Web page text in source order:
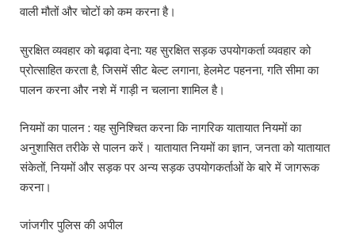
वाली मौतों और चोटों को कम करना है।
सुरक्षित व्यवहार को बढ़ावा देना: यह सुरक्षित सड़क उपयोगकर्ता व्यवहार को
प्रोत्साहित करता है, जिसमें सीट बेल्ट लगाना, हेलमेट पहनना, गति सीमा का
पालन करना और नशे में गाड़ी न चलाना शामिल है।
नियमों का पालन : यह सुनिश्चित करना कि नागरिक यातायात नियमों का
अनुशासित तरीके से पालन करें। यातायात नियमों का ज्ञान, जनता को यातायात
संकेतों, नियमों और सड़क पर अन्य सड़क उपयोगकर्ताओं के बारे में जागरूक
करना।
जांजगीर पुलिस की अपील